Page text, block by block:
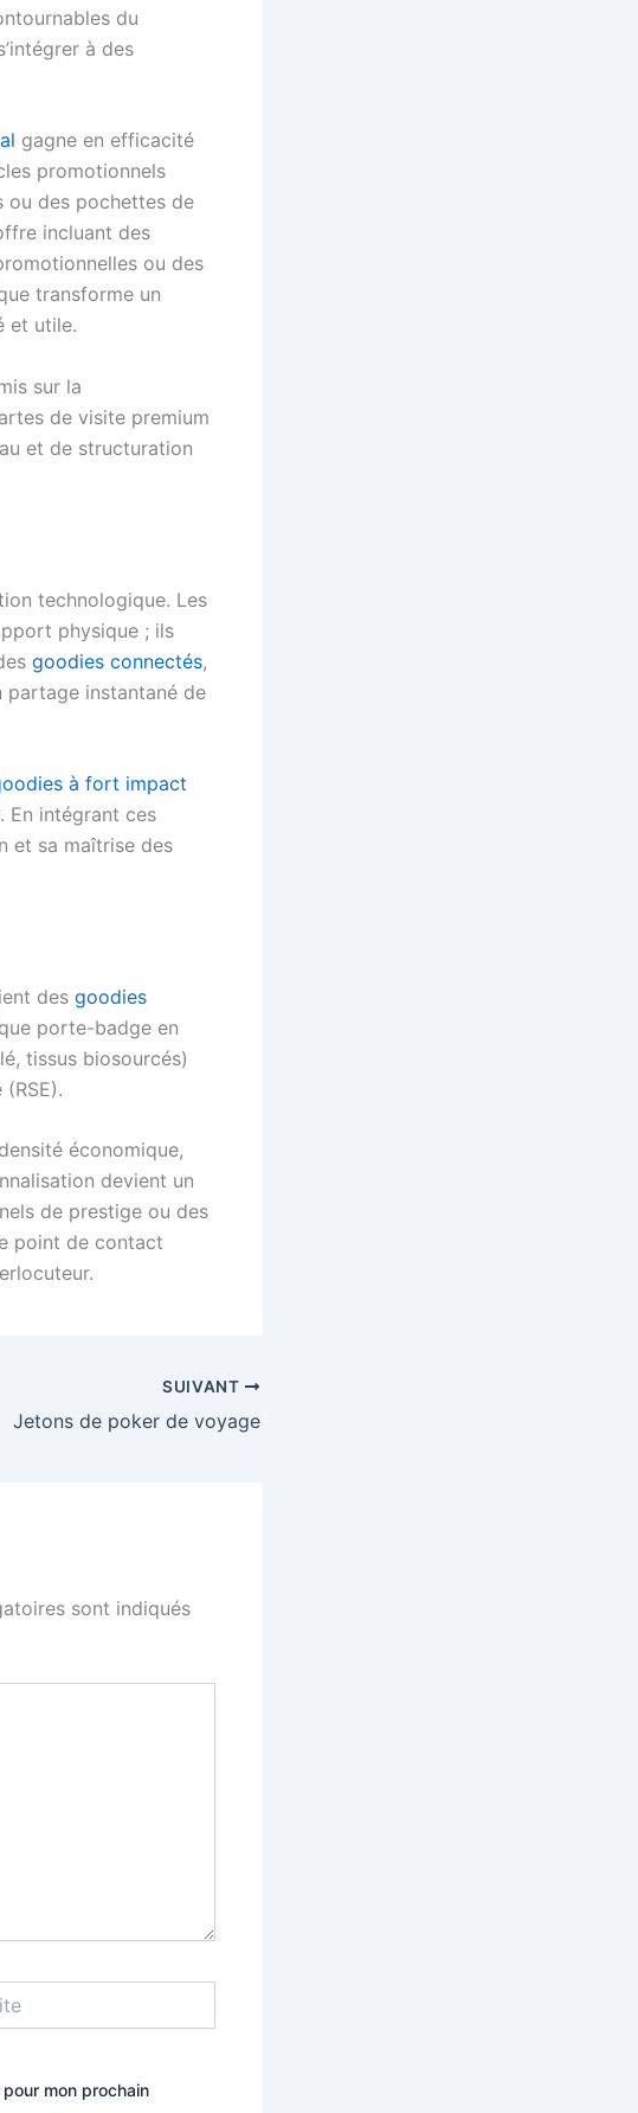
du
à des
gagne en efficacité
promotionnels
ou des pochettes de
incluant des
ou des
transforme un
et utile.
sur la
de visite premium
et de structuration
technologique. Les
physique ; ils
goodies connectés,
partage instantané de
à fort impact
En intégrant ces
et sa maîtrise des
des goodies
porte-badge en
tissus biosourcés)
économique,
devient un
de prestige ou des
point de contact
SUIVANT
Jetons de poker de voyage
sont indiqués
mon prochain